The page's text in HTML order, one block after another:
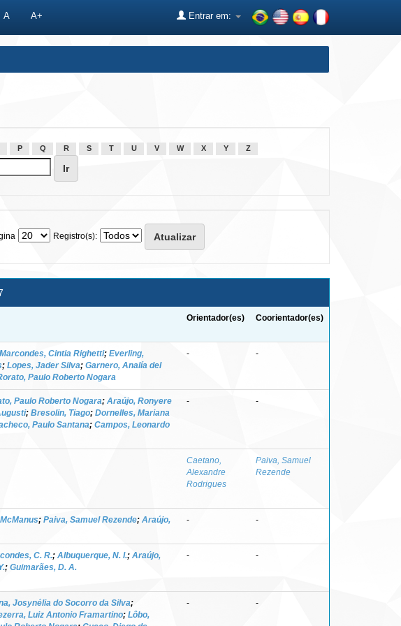
A A+ Entrar em:
P Q R S T U V W X Y Z
Registro(s):
Orientador(es) Coorientador(es)
Marcondes, Cintia Righetti; Everling,
; Lopes, Jader Silva; Garnero, Analía del
Paulo Roberto Nogara
- -
Paulo Roberto Nogara; Araújo, Ronyere
; Bresolin, Tiago; Dornelles, Mariana
Paulo Santana; Campos, Leonardo
- -
Caetano,
Alexandre
Rodrigues
Paiva, Samuel
Rezende
; Paiva, Samuel Rezende; Araújo,
- -
C. R.; Albuquerque, N. I.; Araújo,
; Guimarães, D. A.
- -
Josynélia do Socorro da Silva;
Luiz Antonio Framartino; Lôbo,
- -